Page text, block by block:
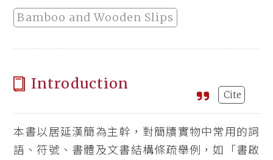
Bamboo and Wooden Slips
Introduction
Cite
本書以居延漢簡為主幹，對簡牘實物中常用的詞
語、符號、書體及文書結構條疏舉例，如「書啟